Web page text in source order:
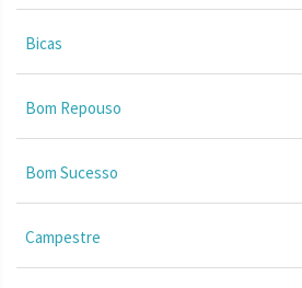
Bicas
Bom Repouso
Bom Sucesso
Campestre